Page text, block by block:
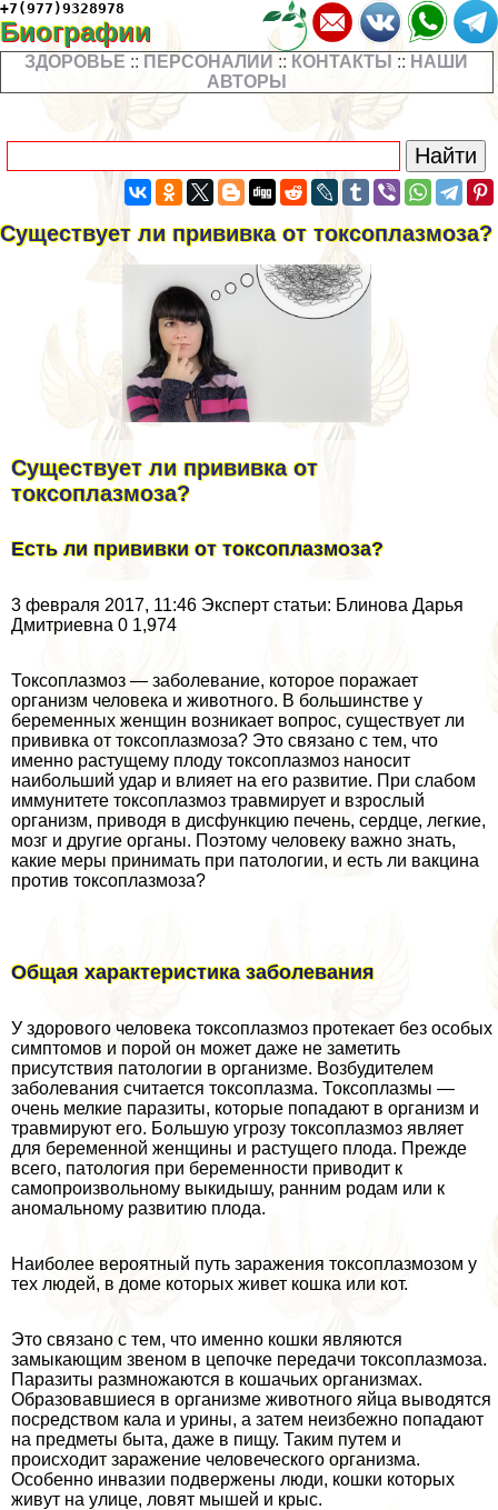
+7(977)9328978
Биографии
ЗДОРОВЬЕ :: ПЕРСОНАЛИИ :: КОНТАКТЫ :: НАШИ
АВТОРЫ
Существует ли прививка от токсоплазмоза?
Существует ли прививка от
токсоплазмоза?
Есть ли прививки от токсоплазмоза?
3 февраля 2017, 11:46 Эксперт статьи: Блинова Дарья
Дмитриевна 0 1,974
Токсоплазмоз — заболевание, которое поражает
организм человека и животного. В большинстве у
беременных женщин возникает вопрос, существует ли
прививка от токсоплазмоза? Это связано с тем, что
именно растущему плоду токсоплазмоз наносит
наибольший удар и влияет на его развитие. При слабом
иммунитете токсоплазмоз травмирует и взрослый
организм, приводя в дисфункцию печень, сердце, легкие,
мозг и другие органы. Поэтому человеку важно знать,
какие меры принимать при патологии, и есть ли вакцина
против токсоплазмоза?
Общая хаpaктеристика заболевания
У здорового человека токсоплазмоз протекает без особых
симптомов и порой он может даже не заметить
присутствия патологии в организме. Возбудителем
заболевания считается токсоплазма. Токсоплазмы —
очень мелкие паразиты, которые попадают в организм и
травмируют его. Большую угрозу токсоплазмоз являет
для беременной женщины и растущего плода. Прежде
всего, патология при беременности приводит к
самопроизвольному выкидышу, ранним родам или к
аномальному развитию плода.
Наиболее вероятный путь заражения токсоплазмозом у
тех людей, в доме которых живет кошка или кот.
Это связано с тем, что именно кошки являются
замыкающим звеном в цепочке передачи токсоплазмоза.
Паразиты размножаются в кошачьих организмах.
Образовавшиеся в организме животного яйца выводятся
посредством кала и урины, а затем неизбежно попадают
на предметы быта, даже в пищу. Таким путем и
происходит заражение человеческого организма.
Особенно инвазии подвержены люди, кошки которых
живут на улице, ловят мышей и крыс.